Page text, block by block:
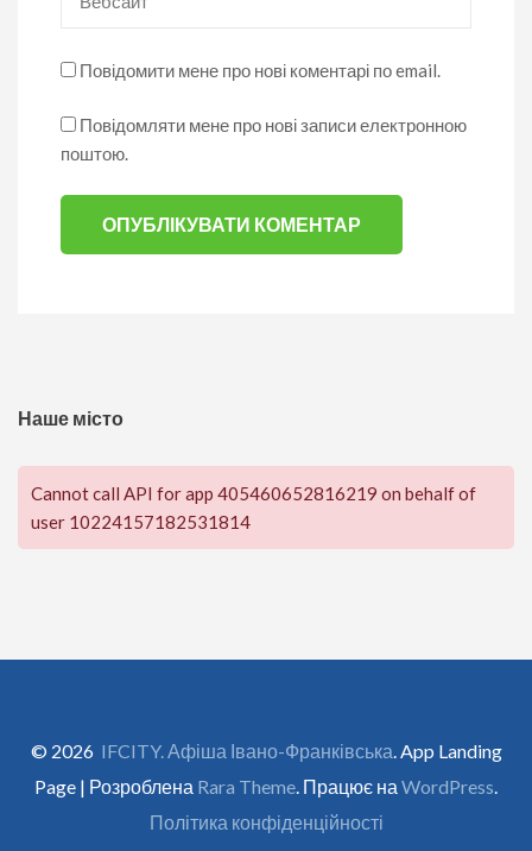
Повідомити мене про нові коментарі по email.
Повідомляти мене про нові записи електронною
поштою.
Наше місто
Cannot call API for app 405460652816219 on behalf of
user 10224157182531814
© 2026 IFCITY. Афіша Івано-Франківська . App Landing
Page | Розроблена Rara Theme . Працює на WordPress
Політика конфіденційності